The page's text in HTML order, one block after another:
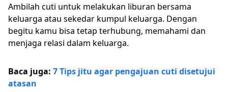
Ambilah cuti untuk melakukan liburan bersama
keluarga atau sekedar kumpul keluarga. Dengan
begitu kamu bisa tetap terhubung, memahami dan
menjaga relasi dalam keluarga.
Baca juga: 7 Tips jitu agar pengajuan cuti disetujui
atasan